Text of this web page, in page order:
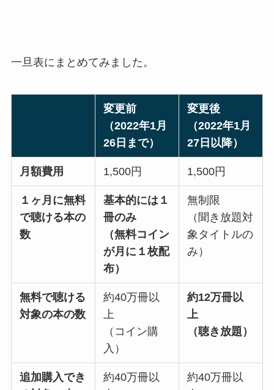
一旦表にまとめてみました。
変更前
（2022年1月
26日まで）
変更後
（2022年1月
27日以降）
月額費用 1,500円 1,500円
１ヶ月に無料
で聴ける本の
数
基本的には１
冊のみ
（無料コイン
が月に１枚配
布）
無制限
（聞き放題対
象タイトルの
み）
無料で聴ける
対象の本の数
約40万冊以
上
（コイン購
入）
約12万冊以
上
（聴き放題）
追加購入でき
約40万冊以
約40万冊以